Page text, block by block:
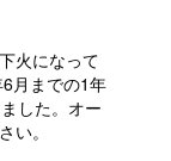
火になって
月までの1年
した。オー
い。